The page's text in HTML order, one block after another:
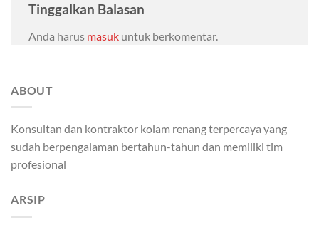
Tinggalkan Balasan
Anda harus masuk untuk berkomentar.
ABOUT
Konsultan dan kontraktor kolam renang terpercaya yang
sudah berpengalaman bertahun-tahun dan memiliki tim
profesional
ARSIP